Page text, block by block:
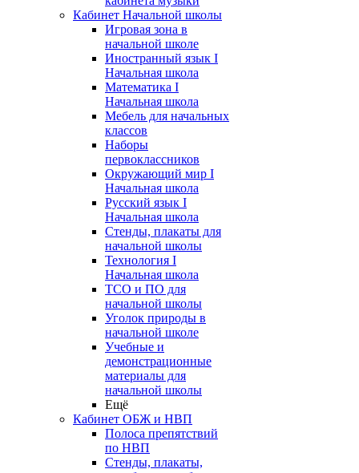
Кабинет Начальной школы
Игровая зона в
начальной школе
Иностранный язык I
Начальная школа
Математика I
Начальная школа
Мебель для начальных
классов
Наборы
первоклассников
Окружающий мир I
Начальная школа
Русский язык I
Начальная школа
Стенды, плакаты для
начальной школы
Технология I
Начальная школа
ТСО и ПО для
начальной школы
Уголок природы в
начальной школе
Учебные и
демонстрационные
материалы для
начальной школы
Ещё
Кабинет ОБЖ и НВП
Полоса препятствий
по НВП
Стенды, плакаты,